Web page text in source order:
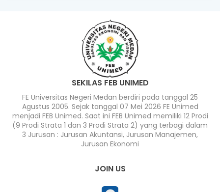
SEKILAS FEB UNIMED
FE Universitas Negeri Medan berdiri pada tanggal 25
Agustus 2005. Sejak tanggal 07 Mei 2026 FE Unimed
menjadi FEB Unimed. Saat ini FEB Unimed memiliki 12 Prodi
(9 Prodi Strata 1 dan 3 Prodi Strata 2) yang terbagi dalam
3 Jurusan : Jurusan Akuntansi, Jurusan Manajemen,
Jurusan Ekonomi
JOIN US